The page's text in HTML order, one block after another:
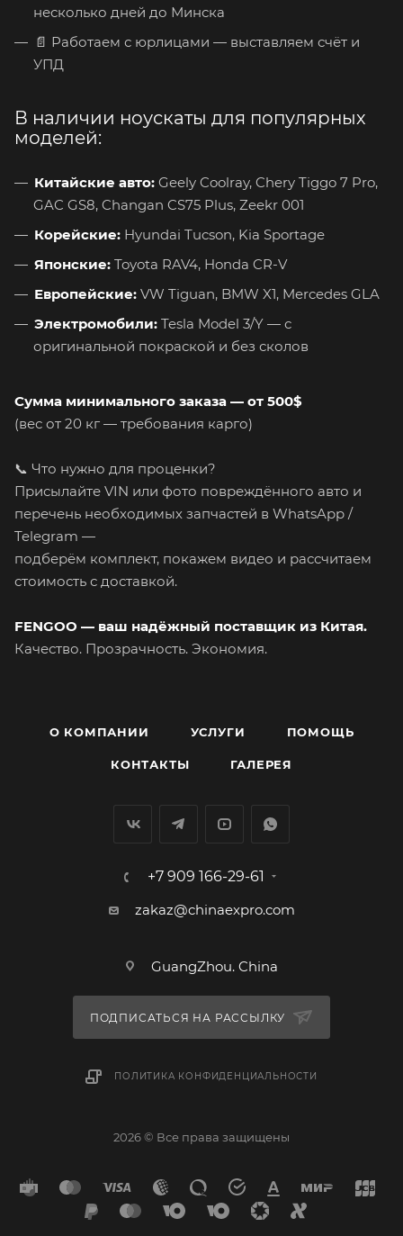
несколько дней до Минска
📄 Работаем с юрлицами — выставляем счёт и
УПД
В наличии ноускаты для популярных
моделей:
Китайские авто: Geely Coolray, Chery Tiggo 7 Pro,
GAC GS8, Changan CS75 Plus, Zeekr 001
Корейские: Hyundai Tucson, Kia Sportage
Японские: Toyota RAV4, Honda CR-V
Европейские: VW Tiguan, BMW X1, Mercedes GLA
Электромобили: Tesla Model 3/Y — с
оригинальной покраской и без сколов
Сумма минимального заказа — от 500$
(вес от 20 кг — требования карго)
📞 Что нужно для проценки?
Присылайте VIN или фото повреждённого авто и
перечень необходимых запчастей в WhatsApp /
Telegram —
подберём комплект, покажем видео и рассчитаем
стоимость с доставкой.
FENGOO — ваш надёжный поставщик из Китая.
Качество. Прозрачность. Экономия.
О КОМПАНИИ УСЛУГИ ПОМОЩЬ
КОНТАКТЫ ГАЛЕРЕЯ
+7 909 166-29-61
zakaz@chinaexpro.com
GuangZhou. China
ПОДПИСАТЬСЯ НА РАССЫЛКУ
ПОЛИТИКА КОНФИДЕНЦИАЛЬНОСТИ
2026 © Все права защищены